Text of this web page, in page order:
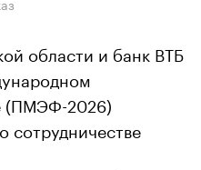
области и банк ВТБ
(ПМЭФ-2026)
сотрудничестве